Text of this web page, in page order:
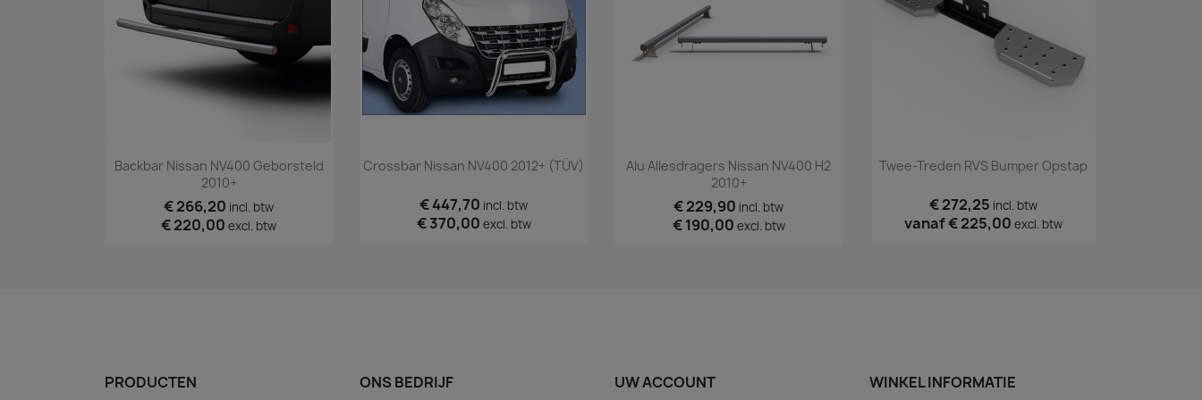
Snel bekijken
Backbar Nissan NV400 Geborsteld
2010+
€ 266,20 incl. btw
€ 220,00 excl. btw
Snel bekijken
Crossbar Nissan NV400 2012+ (TÜV)
€ 447,70 incl. btw
€ 370,00 excl. btw
Snel bekijken
Alu Allesdragers Nissan NV400 H2
2010+
€ 229,90 incl. btw
€ 190,00 excl. btw
Snel bekijken
Twee-Treden RVS Bumper Opstap
€ 272,25 incl. btw
vanaf€ 225,00 excl. btw
PRODUCTEN ONS BEDRIJF UW ACCOUNT WINKEL INFORMATIE